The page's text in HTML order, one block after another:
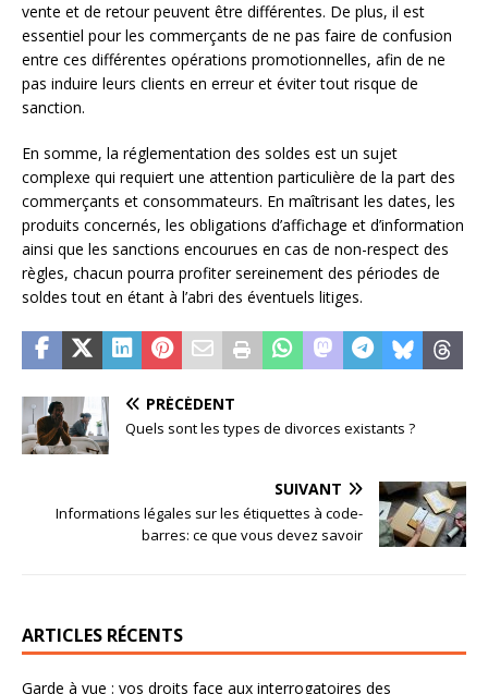
vente et de retour peuvent être différentes. De plus, il est
essentiel pour les commerçants de ne pas faire de confusion
entre ces différentes opérations promotionnelles, afin de ne
pas induire leurs clients en erreur et éviter tout risque de
sanction.
En somme, la réglementation des soldes est un sujet
complexe qui requiert une attention particulière de la part des
commerçants et consommateurs. En maîtrisant les dates, les
produits concernés, les obligations d’affichage et d’information
ainsi que les sanctions encourues en cas de non-respect des
règles, chacun pourra profiter sereinement des périodes de
soldes tout en étant à l’abri des éventuels litiges.
PRÉCÉDENT
Quels sont les types de divorces existants ?
SUIVANT
Informations légales sur les étiquettes à code-
barres: ce que vous devez savoir
ARTICLES RÉCENTS
Garde à vue : vos droits face aux interrogatoires des